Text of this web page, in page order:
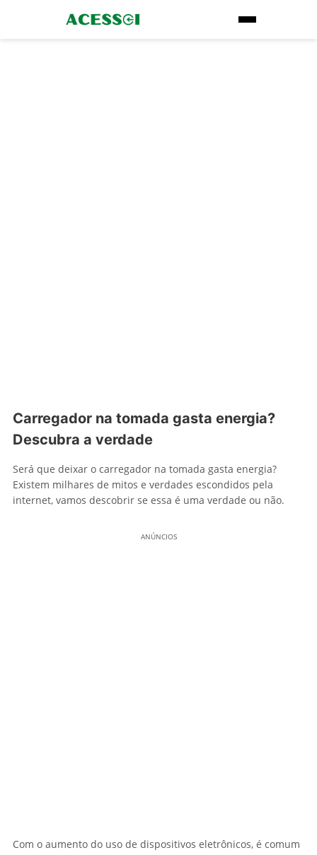
Carregador na tomada gasta energia?
Descubra a verdade
Será que deixar o carregador na tomada gasta energia?
Existem milhares de mitos e verdades escondidos pela
internet, vamos descobrir se essa é uma verdade ou não.
ANÚNCIOS
Com o aumento do uso de dispositivos eletrônicos, é comum